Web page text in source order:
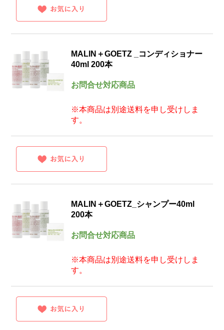
MALIN＋GOETZ _コンディショナー
40ml 200本
お問合せ対応商品
※本商品は別途送料を申し受けしま
す。
MALIN＋GOETZ_シャンプー40ml
200本
お問合せ対応商品
※本商品は別途送料を申し受けしま
す。